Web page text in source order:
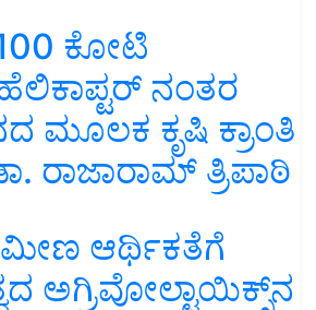
ಕೋಟಿ
ನಂತರ
ಮೂಲಕ ಕೃಷಿ ಕ್ರಾಂತಿ
ರಾಜಾರಾಮ್ ತ್ರಿಪಾಠಿ
ಆರ್ಥಿಕತೆಗೆ
ಅಗ್ರಿವೋಲ್ಟಾಯಿಕ್ಸ್‌ನ